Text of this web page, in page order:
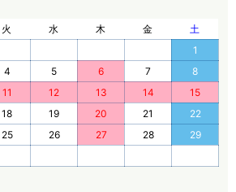
火 水 木 金
土
1
4 5 6 7
8
11 12 13 14
15
18 19 20 21
22
25 26 27 28
29